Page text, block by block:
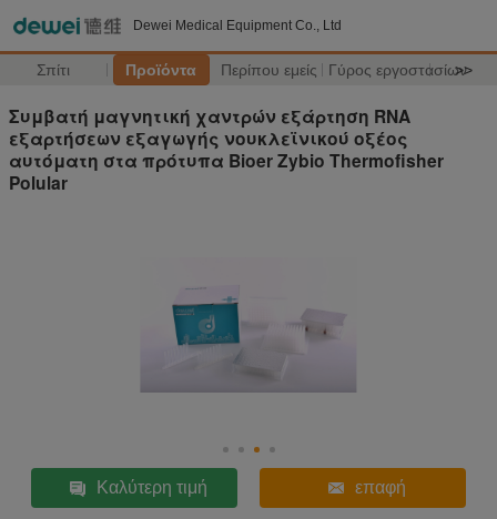
Dewei Medical Equipment Co., Ltd
Σπίτι Προϊόντα Περίπου εμείς Γύρος εργοστασίων
>>
Συμβατή μαγνητική χαντρών εξάρτηση RNA
εξαρτήσεων εξαγωγής νουκλεϊνικού οξέος
αυτόματη στα πρότυπα Bioer Zybio Thermofisher
Polular
Καλύτερη τιμή επαφή